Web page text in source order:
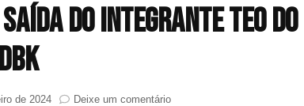
do integrante Teo do
de 2024 Deixe um comentárioem